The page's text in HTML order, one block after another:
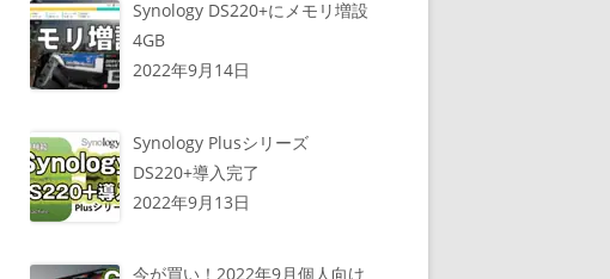
Synology DS220+にメモリ増設
4GB
2022年9月14日
Synology Plusシリーズ
DS220+導入完了
2022年9月13日
今が買い！2022年9月個人向け